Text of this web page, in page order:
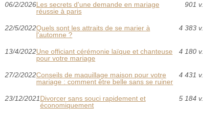
06/2/2026Les secrets d'une demande en mariage
réussie à paris
901 v.
22/5/2022Quels sont les attraits de se marier à
l'automne ?‎
4 383 v.
13/4/2022Une officiant cérémonie laïque et chanteuse
pour votre mariage
4 180 v.
27/2/2022Conseils de maquillage maison pour votre
mariage : comment être belle sans se ruiner
4 431 v.
23/12/2021Divorcer sans souci rapidement et
économiquement
5 184 v.